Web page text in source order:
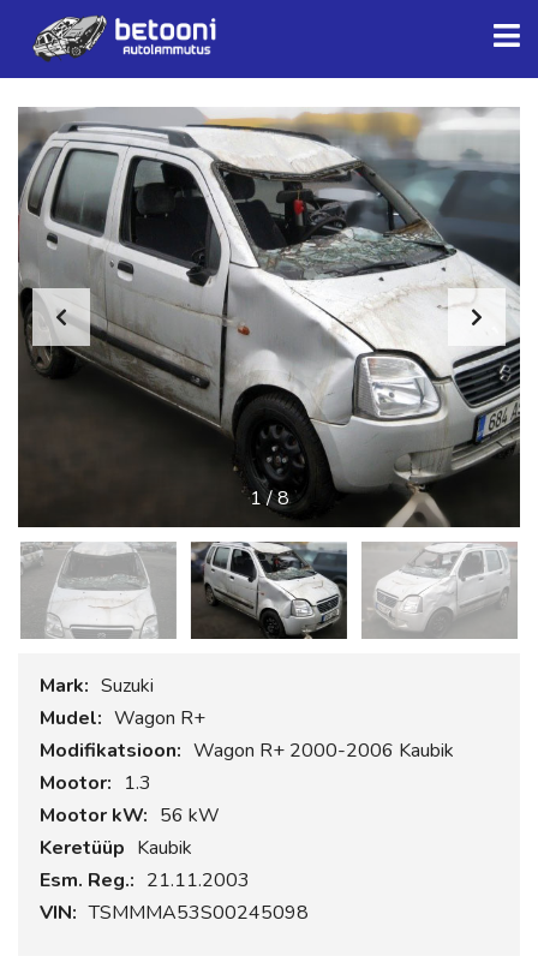
1/8
Mark: Suzuki
Mudel: Wagon R+
Modifikatsioon: Wagon R+ 2000-2006 Kaubik
Mootor: 1.3
Mootor kW: 56 kW
Keretüüp Kaubik
Esm. Reg.: 21.11.2003
VIN: TSMMMA53S00245098